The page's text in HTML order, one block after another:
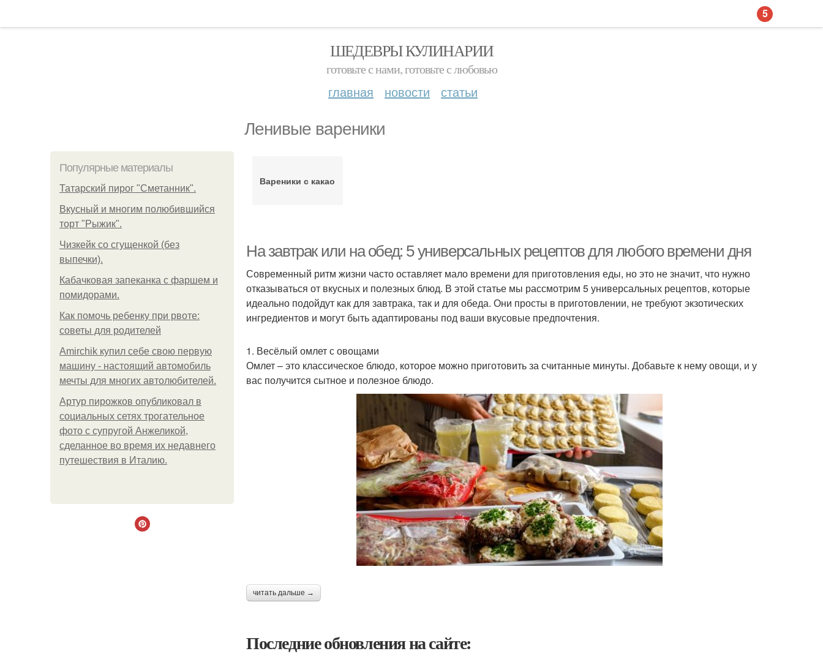
ШЕДЕВРЫ КУЛИНАРИИ
готовьте с нами, готовьте с любовью
главная новости статьи
Ленивые вареники
Популярные материалы
Татарский пирог "Сметанник".
Вкусный и многим полюбившийся
торт "Рыжик".
Чизкейк со сгущенкой (без
выпечки).
Кабачковая запеканка с фаршем и
помидорами.
Как помочь ребенку при рвоте:
советы для родителей
Amirchik купил себе свою первую
машину - настоящий автомобиль
мечты для многих автолюбителей.
Артур пирожков опубликовал в
социальных сетях трогательное
фото с супругой Анжеликой,
сделанное во время их недавнего
путешествия в Италию.
Вареники с какао
На завтрак или на обед: 5 универсальных рецептов для любого времени дня
Современный ритм жизни часто оставляет мало времени для приготовления еды, но это не значит, что нужно
отказываться от вкусных и полезных блюд. В этой статье мы рассмотрим 5 универсальных рецептов, которые
идеально подойдут как для завтрака, так и для обеда. Они просты в приготовлении, не требуют экзотических
ингредиентов и могут быть адаптированы под ваши вкусовые предпочтения.
1. Весёлый омлет с овощами
Омлет – это классическое блюдо, которое можно приготовить за считанные минуты. Добавьте к нему овощи, и у
вас получится сытное и полезное блюдо.
читать дальше →
Последние обновления на сайте:
5